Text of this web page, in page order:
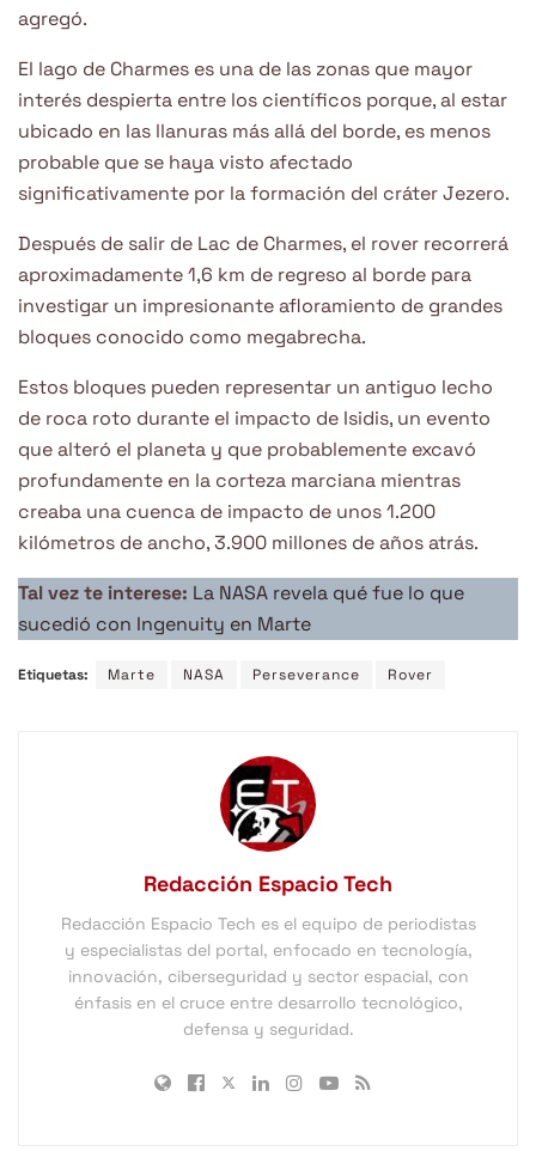
agregó.
El lago de Charmes es una de las zonas que mayor
interés despierta entre los científicos porque, al estar
ubicado en las llanuras más allá del borde, es menos
probable que se haya visto afectado
significativamente por la formación del cráter Jezero.
Después de salir de Lac de Charmes, el rover recorrerá
aproximadamente 1,6 km de regreso al borde para
investigar un impresionante afloramiento de grandes
bloques conocido como megabrecha.
Estos bloques pueden representar un antiguo lecho
de roca roto durante el impacto de Isidis, un evento
que alteró el planeta y que probablemente excavó
profundamente en la corteza marciana mientras
creaba una cuenca de impacto de unos 1.200
kilómetros de ancho, 3.900 millones de años atrás.
Tal vez te interese: La NASA revela qué fue lo que
sucedió con Ingenuity en Marte
Etiquetas: Marte NASA Perseverance Rover
Redacción Espacio Tech
Redacción Espacio Tech es el equipo de periodistas
y especialistas del portal, enfocado en tecnología,
innovación, ciberseguridad y sector espacial, con
énfasis en el cruce entre desarrollo tecnológico,
defensa y seguridad.